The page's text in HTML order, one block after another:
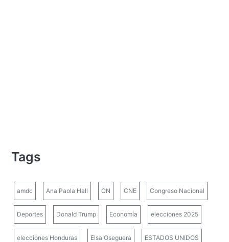
Tags
amdc Ana Paola Hall CN CNE Congreso Nacional
Deportes Donald Trump Economía elecciones 2025
elecciones Honduras Elsa Oseguera ESTADOS UNIDOS